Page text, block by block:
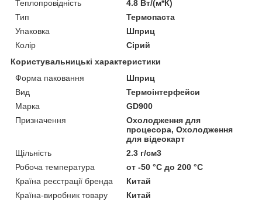
Теплопровідність
4.8 Вт/(м*К)
Тип
Термопаста
Упаковка
Шприц
Колір
Сірий
Користувальницькі характеристики
Форма паковання
Шприц
Вид
Термоінтерфейси
Марка
GD900
Призначення
Охолодження для
процесора, Охолодження
для відеокарт
Щільність
2.3 г/см3
Робоча температура
от -50 °C до 200 °C
Країна реєстрації бренда
Китай
Країна-виробник товару
Китай